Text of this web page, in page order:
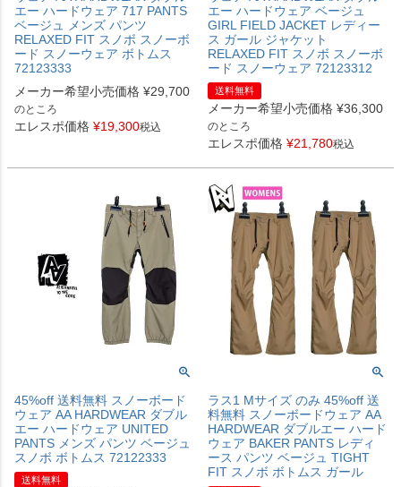
エー ハードウェア 717 PANTS
ベージュ メンズ パンツ
RELAXED FIT スノボ スノーボ
ード スノーウェア ボトムス
72123333
メーカー希望小売価格 ¥29,700
のところ
エレスポ価格 ¥19,300税込
エー ハードウェア ベージュ
GIRL FIELD JACKET レディー
ス ガール ジャケット
RELAXED FIT スノボ スノーボ
ード スノーウェア 72123312
送料無料
メーカー希望小売価格 ¥36,300
のところ
エレスポ価格 ¥21,780税込
45%off 送料無料 スノーボード
ウェア AA HARDWEAR ダブル
エー ハードウェア UNITED
PANTS メンズ パンツ ベージュ
スノボ ボトムス 72122333
送料無料
ラス1 Mサイズ のみ 45%off 送
料無料 スノーボードウェア AA
HARDWEAR ダブルエー ハード
ウェア BAKER PANTS レディ
ース パンツ ベージュ TIGHT
FIT スノボ ボトムス ガール